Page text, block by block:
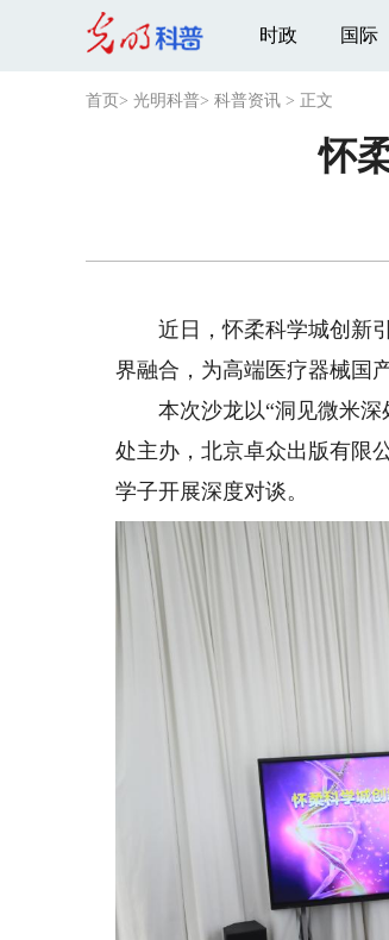
时政 国际
首页 > 光明科普> 科普资讯 > 正文
怀
近日，怀柔科学城创新引
界融合，为高端医疗器械国
本次沙龙以“洞见微米深
处主办，北京卓众出版有限
学子开展深度对谈。